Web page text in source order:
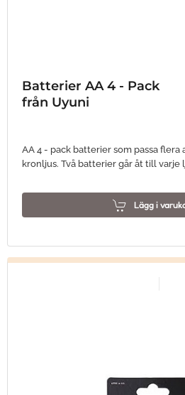
Batterier AA 4 - Pack
från Uyuni
AA 4 - pack batterier som passa flera
kronljus. Två batterier går åt till varje
Lägg i